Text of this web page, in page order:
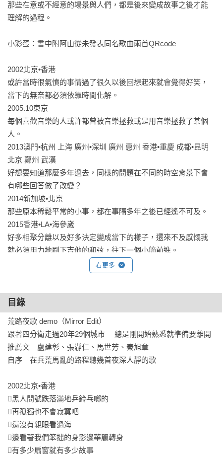
那些在意或不經意的場景與人們，都是後來變成故事之後才能
理解的過程。
小彩蛋：書中附阿山從未發表同名歌曲兩首QRcode
2002北京•香港
或許當時很氣憤的事情過了很久以後回想起來就會覺得好笑，
當下的無奈都必須依靠時間化解。
2005.10東京
每個喜歡音樂的人或許都曾被音樂拯救或是用音樂拯救了某個
人。
2013澳門•杭州 上海 廣州•深圳 廣州 惠州 香港•重慶 成都•昆明
北京 鄭州 武漢
好想要知道那麼多年過去，同樣的問題在不同的時空背景下會
有哪些回答做了改變？
2014新加坡•北京
那些原本稀鬆平常的小事，都在事隔多年之後已經遙不可及。
2015香港•LA•海參崴
好多相聚分離以及好多決定變成當下的樣子，還來不及感慨我
就必須用力地刷下吉他的和弦，往下一個小節前進。
車窗外城鎮與城鎮之間都是一望無際的冰天雪地，偶爾有小
2019大阪 東京•首爾•新加坡 吉隆坡 檳城 曼谷
我想他應該也是這輩子彼此之間只有一面之緣的人吧，在生命
裡的某一天揮手之後轉身接下去的是各自要書寫下去的故事。
2023台北•台南•台中
今年2023年是四分衛的30歲，所以今年的每一場表演都是30週
年演唱會，請大家打起精神來！
各界好友熱情推薦（按首字筆畫序排列）
秦旭章 WiFi（廠牌主理人、守夜人團長）、馬世芳（廣播人、
作家）、張國璽（脫拉庫主唱）、張瀞仁（Give2Asia慈善顧
問）、郭偉建 小郭（四分衛吉他手）、鄭峰昇 虎神（四分衛團
長）、盧建彰（作家、廣告導演）
看更多
目錄
荒路夜歌 demo（Mirror Edit）
跟著四分衛走過20年29個城市 　總是剛開始熟悉就準備要離開
推薦文　盧建彰、張瀞仁、馬世芳、秦旭章
自序　在兵荒馬亂的路程聽幾首夜深人靜的歌
2002北京•香港
黑人問號跌落滿地乒鈴乓啷的
再孤獨也不會寂寞吧
還沒有親眼看過海
邊看著我們笨拙的身影邊華麗轉身
有多少扇窗就有多少故事